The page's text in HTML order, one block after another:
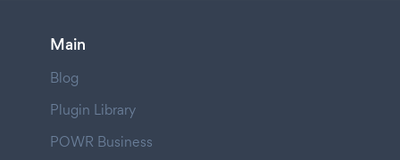
Main
Blog
Plugin Library
POWR Business